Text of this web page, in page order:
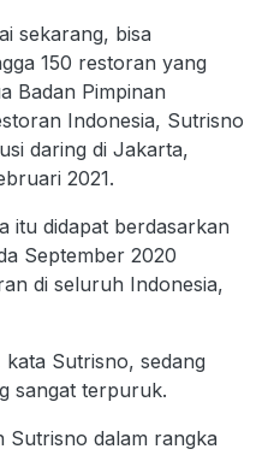
sekarang, bisa
150 restoran yang
Badan Pimpinan
Indonesia, Sutrisno
daring di Jakarta,
2021.
itu didapat berdasarkan
September 2020
di seluruh Indonesia,
Sutrisno, sedang
sangat terpuruk.
Sutrisno dalam rangka